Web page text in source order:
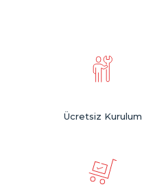
Ücretsiz Kurulum